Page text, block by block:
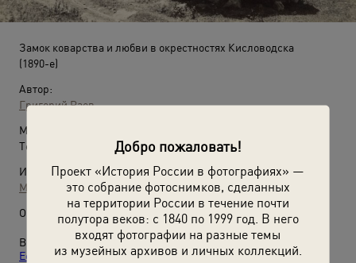
Добро пожаловать!
Проект «История России в фотографиях» —
это собрание фотоснимков, сделанных
на территории России в течение почти
полутора веков: с 1840 по 1999 год. В него
входят фотографии на разные темы
из музейных архивов и личных коллекций.
Замок коварства и любви в окрестностях Кисловодска
(1890-е)
Автор:
Григорий Раев
Место съемки:
Терская обл.
Источники:
МАММ / МДФ
О фотографии:
Выставка
«Кавказские Минеральные Воды: Кисловодск,
Ессентуки, Пятигорск, Железноводск»с этой фотографией.